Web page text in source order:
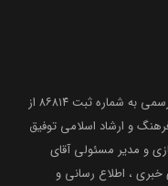
با اخذ مجوز رسمی به شماره ثبت ۸۶۸۱۴ از
و ارشاد اسلامی توفیق
با صاحب امتیازی و مدیر مسئولی آقای
، اطلاع رسانی و